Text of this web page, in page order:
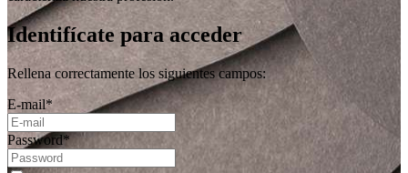
Identifícate para acceder
Rellena correctamente los siguientes campos:
E-mail*
Password*